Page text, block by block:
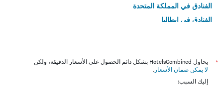
الفنادق في المملكة المتحدة
الفنادق في إيطاليا
*
يحاول HotelsCombined بشكل دائم الحصول على الأسعار الدقيقة، ولكن
لا يمكن ضمان الأسعار .
إليك السبب: